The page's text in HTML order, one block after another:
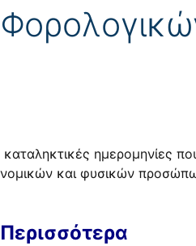
ημερομηνίες
και φυσικών